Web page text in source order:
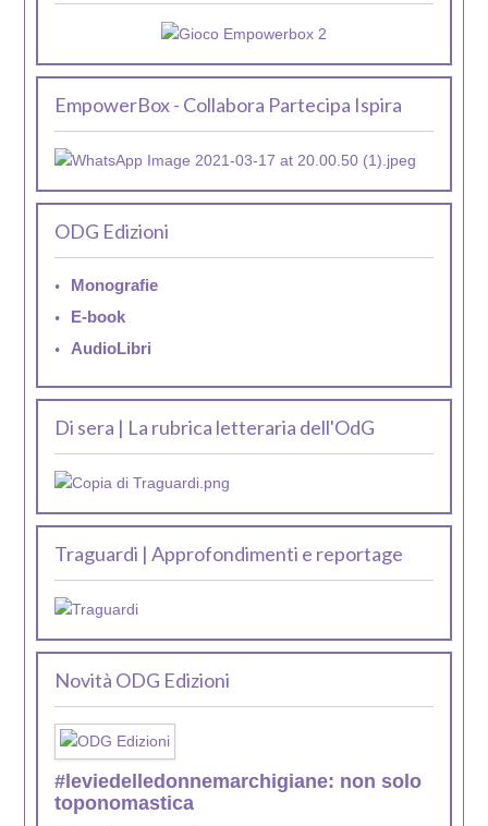
EmpowerBox - Collabora Partecipa Ispira
ODG Edizioni
Monografie
E-book
AudioLibri
Di sera | La rubrica letteraria dell'OdG
Traguardi | Approfondimenti e reportage
Novità ODG Edizioni
#leviedelledonnemarchigiane: non solo
toponomastica